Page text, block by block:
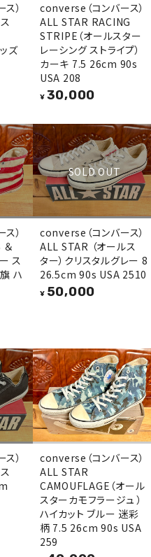
）
ズ
converse（コンバース）
ALL STAR RACING
STRIPE（オールスター
レーシング ストライプ）
カーキ 7.5 26cm 90s
USA 208
¥ 30,000
）
ス
ハ
SOLD OUT
converse（コンバース）
ALL STAR （オールス
ター）クリスタルグレー 8
26.5cm 90s USA 2510
¥ 50,000
）
converse（コンバース）
ALL STAR
CAMOUFLAGE（オール
スターカモフラージュ ）
ハイカット ブルー 迷彩
柄 7.5 26cm 90s USA
259